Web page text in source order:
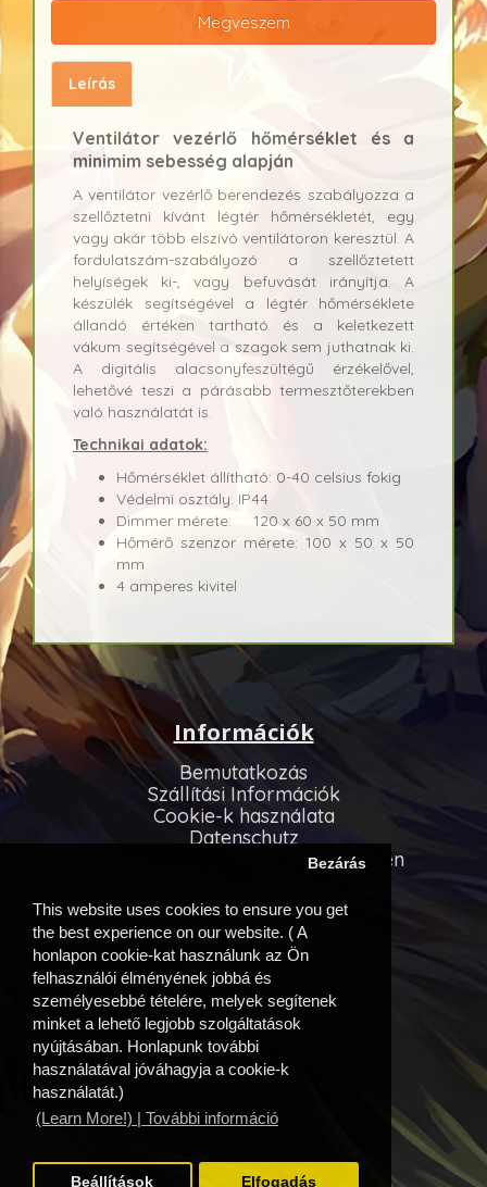
This website uses cookies to ensure you get
the best experience on our website. ( A
honlapon cookie-kat használunk az Ön
felhasználói élményének jobbá és
személyesebbé tételére, melyek segítenek
minket a lehető legjobb szolgáltatások
nyújtásában. Honlapunk további
használatával jóváhagyja a cookie-k
használatát.)
(Learn More!) | További információ
Bezárás
Beállítások Elfogadás
Megveszem
Leírás
Ventilátor vezérlő hőmérséklet és a
minimim sebesség alapján
A ventilátor vezérlő berendezés szabályozza a
szellőztetni kívánt légtér hőmérsékletét, egy
vagy akár több elszívó ventilátoron keresztül. A
fordulatszám-szabályozó a szellőztetett
helyíségek ki-, vagy befuvását irányítja. A
készülék segítségével a légtér hőmérséklete
állandó értéken tartható és a keletkezett
vákum segítségével a szagok sem juthatnak ki.
A digitális alacsonyfeszültégű érzékelővel,
lehetővé teszi a párásabb termesztőterekben
való használatát is.
Technikai adatok:
Hőmérséklet állítható: 0-40 celsius fokig
Védelmi osztály: IP44
Dimmer mérete: 120 x 60 x 50 mm
Hőmérő szenzor mérete: 100 x 50 x 50
mm
4 amperes kivitel
Információk
Bemutatkozás
Szállítási Információk
Cookie-k használata
Datenschutz
Allgemeinen Geschäftsbedingungen
Kapcsolatfelvétel
Oldaltérkép
Egyéb információk
Beszállítóink
Akciós ajánlatok
Fiók
Fiók
Kívánságlista